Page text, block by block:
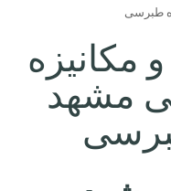
طبرسی
مکانیزه
مشهد